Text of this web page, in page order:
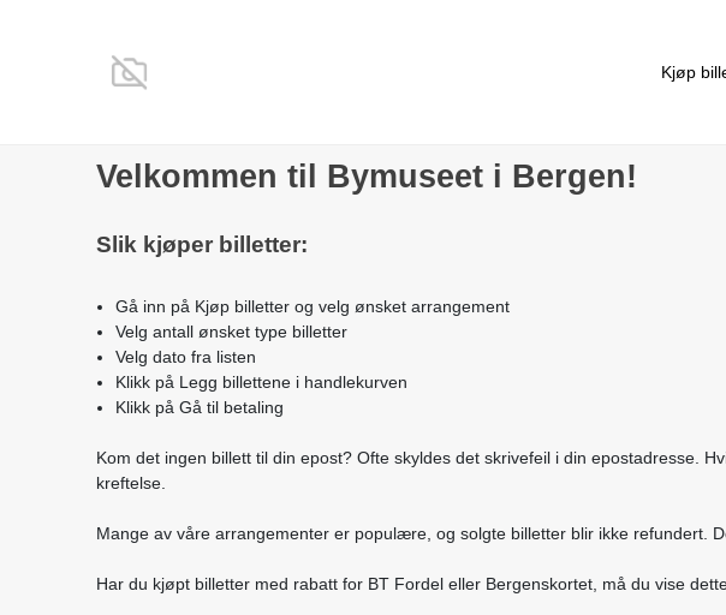
Kjøp
Velkommen til Bymuseet i Bergen!
Slik kjøper billetter:
Gå inn på Kjøp billetter og velg ønsket arrangement
Velg antall ønsket type billetter
Velg dato fra listen
Klikk på Legg billettene i handlekurven
Klikk på Gå til betaling
Kom det ingen billett til din epost? Ofte skyldes det skrivefeil i din epostadresse.
kreftelse.
Mange av våre arrangementer er populære, og solgte billetter blir ikke refundert.
Har du kjøpt billetter med rabatt for BT Fordel eller Bergenskortet, må du vise